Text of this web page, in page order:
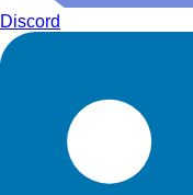
Discord